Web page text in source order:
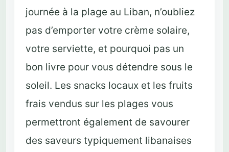
journée à la plage au Liban, n’oubliez
pas d’emporter votre crème solaire,
votre serviette, et pourquoi pas un
bon livre pour vous détendre sous le
soleil. Les snacks locaux et les fruits
frais vendus sur les plages vous
permettront également de savourer
des saveurs typiquement libanaises